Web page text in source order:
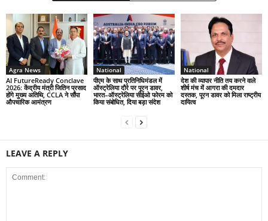
Agra News
AI FutureReady Conclave
2026: केंद्रीय मंत्री जितिन प्रसाद
होंगे मुख्य अतिथि, CCLA ने सौंपा
औपचारिक आमंत्रण
National
पीएम के साथ प्रतिनिधिमंडल में
ऑस्ट्रेलिया दौरे पर पूरन डावर,
भारत–ऑस्ट्रेलिया सीईओ फोरम को
किया संबोधित, दिया बड़ा संदेश
National
देश की व्यापार नीति तय करने वाले
शीर्ष मंच में आगरा की दमदार
दस्तक, पूरन डावर को मिला राष्ट्रीय
दायित्व
LEAVE A REPLY